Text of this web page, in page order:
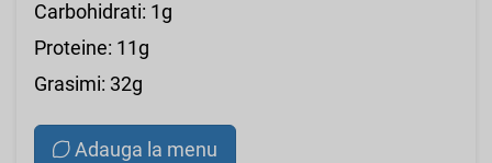
Carbohidrati: 1g
Proteine: 11g
Grasimi: 32g
Adauga la menu